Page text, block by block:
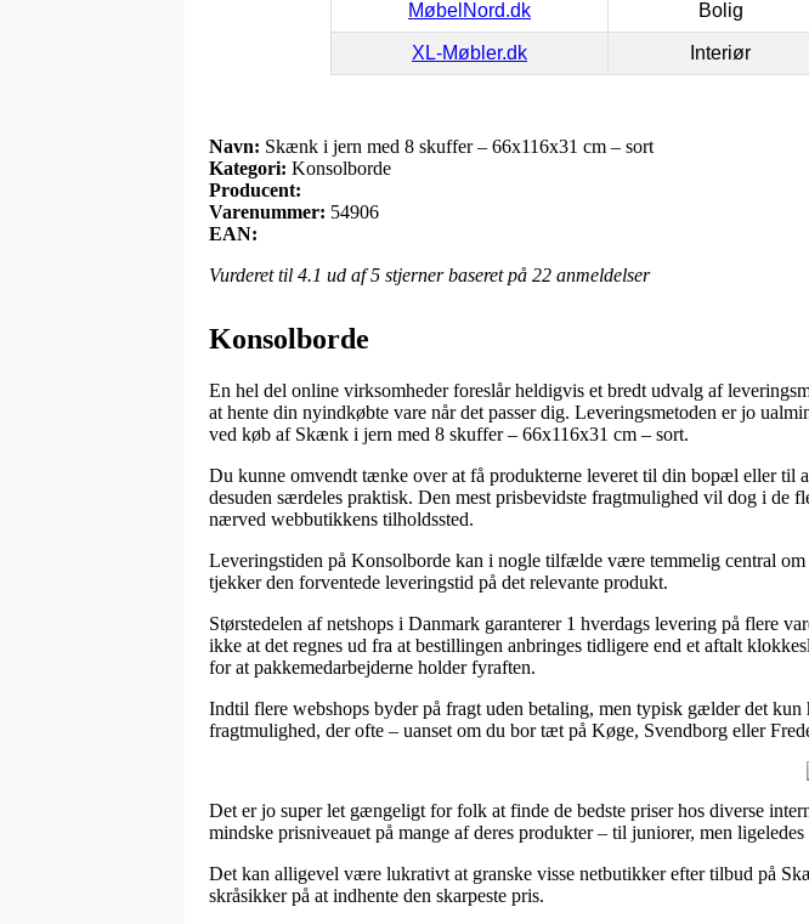
MøbelNord.dk Bolig
XL-Møbler.dk Interiør
Navn: Skænk i jern med 8 skuffer – 66x116x31 cm – sort
Kategori: Konsolborde
Producent:
Varenummer: 54906
EAN:
Vurderet til 4.1 ud af 5 stjerner baseret på 22 anmeldelser
Konsolborde
En hel del online virksomheder foreslår heldigvis et bredt udvalg af
at hente din nyindkøbte vare når det passer dig. Leveringsmetoden er jo
ved køb af Skænk i jern med 8 skuffer – 66x116x31 cm – sort.
Du kunne omvendt tænke over at få produkterne leveret til din bopæl eller til
desuden særdeles praktisk. Den mest prisbevidste fragtmulighed vil dog i de
nærved webbutikkens tilholdssted.
Leveringstiden på Konsolborde kan i nogle tilfælde være temmelig central om
tjekker den forventede leveringstid på det relevante produkt.
Størstedelen af netshops i Danmark garanterer 1 hverdags levering på flere
ikke at det regnes ud fra at bestillingen anbringes tidligere end et aftalt
for at pakkemedarbejderne holder fyraften.
Indtil flere webshops byder på fragt uden betaling, men typisk gælder det
fragtmulighed, der ofte – uanset om du bor tæt på Køge, Svendborg eller
Det er jo super let gængeligt for folk at finde de bedste priser hos diverse
mindske prisniveauet på mange af deres produkter – til juniorer, men
Det kan alligevel være lukrativt at granske visse netbutikker efter tilbud på
skråsikker på at indhente den skarpeste pris.